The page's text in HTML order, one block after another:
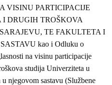
VISINU PARTICIPACIJE
DRUGIH TROŠKOVA
TE FAKULTETA I
kao i Odluku o
na visinu participacije
studija Univerziteta u
njegovom sastavu (Službene